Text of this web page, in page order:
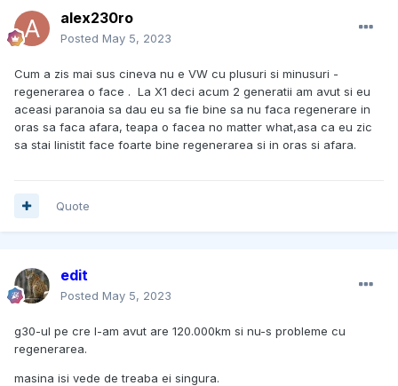
alex230ro
Posted May 5, 2023
Cum a zis mai sus cineva nu e VW cu plusuri si minusuri -
regenerarea o face . La X1 deci acum 2 generatii am avut si eu
aceasi paranoia sa dau eu sa fie bine sa nu faca regenerare in
oras sa faca afara, teapa o facea no matter what,asa ca eu zic
sa stai linistit face foarte bine regenerarea si in oras si afara.
Quote
edit
Posted May 5, 2023
g30-ul pe cre l-am avut are 120.000km si nu-s probleme cu
regenerarea.
masina isi vede de treaba ei singura.